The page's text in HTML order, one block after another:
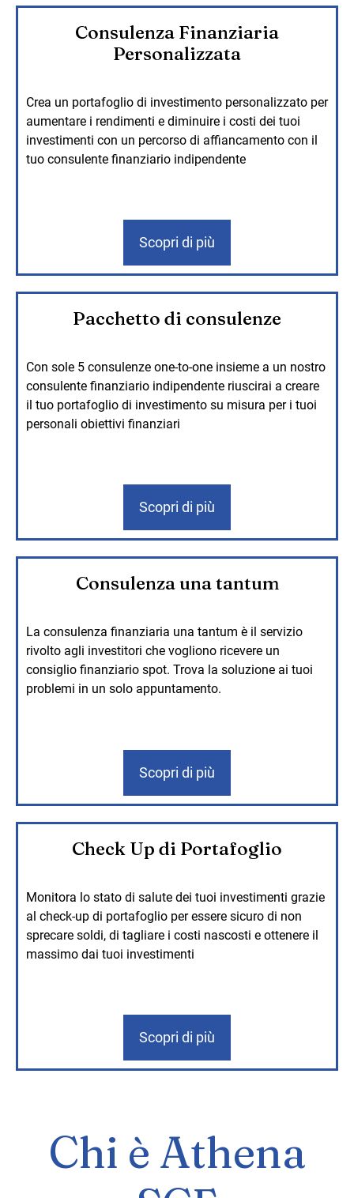
Consulenza Finanziaria
Personalizzata
Crea un portafoglio di investimento personalizzato per
aumentare i rendimenti e diminuire i costi dei tuoi
investimenti con un percorso di affiancamento con il
tuo consulente finanziario indipendente
Scopri di più
Pacchetto di consulenze
Con sole 5 consulenze one-to-one insieme a un nostro
consulente finanziario indipendente riuscirai a creare
il tuo portafoglio di investimento su misura per i tuoi
personali obiettivi finanziari
Scopri di più
Consulenza una tantum
La consulenza finanziaria una tantum è il servizio
rivolto agli investitori che vogliono ricevere un
consiglio finanziario spot. Trova la soluzione ai tuoi
problemi in un solo appuntamento.
Scopri di più
Check Up di Portafoglio
Monitora lo stato di salute dei tuoi investimenti grazie
al check-up di portafoglio per essere sicuro di non
sprecare soldi, di tagliare i costi nascosti e ottenere il
massimo dai tuoi investimenti
Scopri di più
Chi è Athena